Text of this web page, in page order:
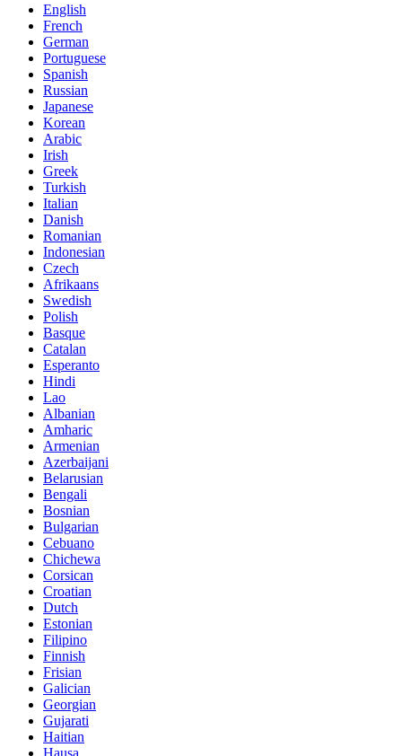
English
French
German
Portuguese
Spanish
Russian
Japanese
Korean
Arabic
Irish
Greek
Turkish
Italian
Danish
Romanian
Indonesian
Czech
Afrikaans
Swedish
Polish
Basque
Catalan
Esperanto
Hindi
Lao
Albanian
Amharic
Armenian
Azerbaijani
Belarusian
Bengali
Bosnian
Bulgarian
Cebuano
Chichewa
Corsican
Croatian
Dutch
Estonian
Filipino
Finnish
Frisian
Galician
Georgian
Gujarati
Haitian
Hausa